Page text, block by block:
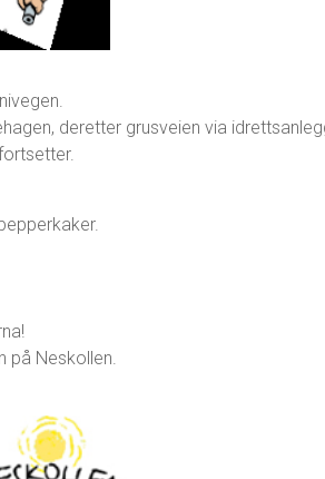
deretter grusveien via
på Neskollen.